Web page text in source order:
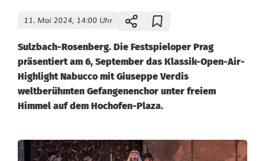
11. Mai 2024, 14:00 Uhr
Sulzbach-Rosenberg. Die Festspieloper Prag
präsentiert am 6, September das Klassik-Open-Air-
Highlight Nabucco mit Giuseppe Verdis
weltberühmten Gefangenenchor unter freiem
Himmel auf dem Hochofen-Plaza.
N